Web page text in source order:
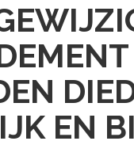
EN